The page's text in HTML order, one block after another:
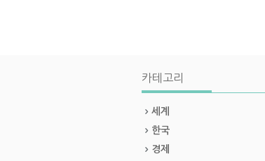
카테고리
세계
한국
경제